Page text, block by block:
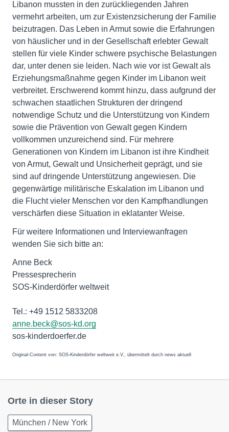
Libanon mussten in den zurückliegenden Jahren
vermehrt arbeiten, um zur Existenzsicherung der Familie
beizutragen. Das Leben in Armut sowie die Erfahrungen
von häuslicher und in der Gesellschaft erlebter Gewalt
stellen für viele Kinder schwere psychische Belastungen
dar, unter denen sie leiden. Nach wie vor ist Gewalt als
Erziehungsmaßnahme gegen Kinder im Libanon weit
verbreitet. Erschwerend kommt hinzu, dass aufgrund der
schwachen staatlichen Strukturen der dringend
notwendige Schutz und die Unterstützung von Kindern
sowie die Prävention von Gewalt gegen Kindern
vollkommen unzureichend sind. Für mehrere
Generationen von Kindern im Libanon ist ihre Kindheit
von Armut, Gewalt und Unsicherheit geprägt, und sie
sind auf dringende Unterstützung angewiesen. Die
gegenwärtige militärische Eskalation im Libanon und
die Flucht vieler Menschen vor den Kampfhandlungen
verschärfen diese Situation in eklatanter Weise.
Für weitere Informationen und Interviewanfragen
wenden Sie sich bitte an:
Anne Beck
Pressesprecherin
SOS-Kinderdörfer weltweit
Tel.: +49 1512 5833208
anne.beck@sos-kd.org
sos-kinderdoerfer.de
Original-Content von: SOS-Kinderdörfer weltweit e.V., übermittelt durch news aktuell
Orte in dieser Story
München / New York